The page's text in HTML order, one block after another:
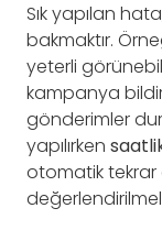
Sık yapılan
bakmaktır.
yeterli
kampanya
gönderimler
yapılırken
otomatik tekrar